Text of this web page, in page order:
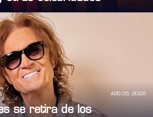
AGO 05, 2026
se retira de los